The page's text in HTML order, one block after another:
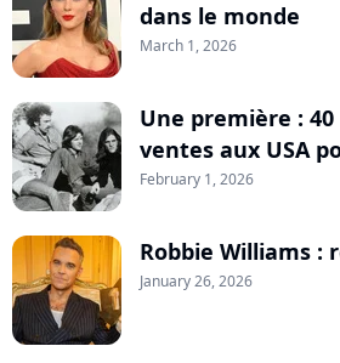
dans le monde
March 1, 2026
Une première :
ventes aux USA
February 1, 2026
Robbie Williams :
January 26, 2026